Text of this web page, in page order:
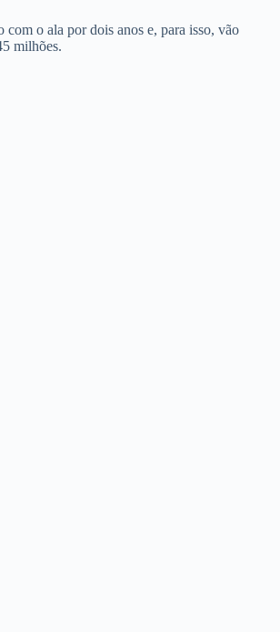
com o ala por dois anos e, para isso, vão
milhões.